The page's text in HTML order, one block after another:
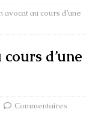
avocat au cours d’une
d’une
Commentaires